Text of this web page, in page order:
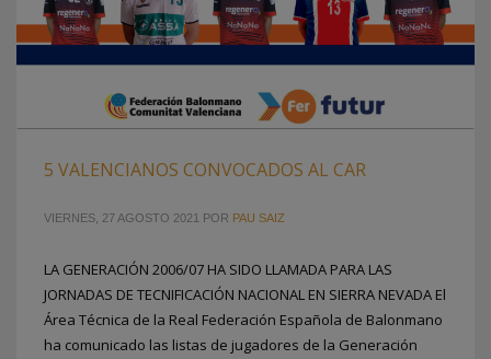
5 VALENCIANOS CONVOCADOS AL CAR
VIERNES, 27 AGOSTO 2021 POR PAU SAIZ
LA GENERACIÓN 2006/07 HA SIDO LLAMADA PARA LAS
JORNADAS DE TECNIFICACIÓN NACIONAL EN SIERRA NEVADA El
Área Técnica de la Real Federación Española de Balonmano
ha comunicado las listas de jugadores de la Generación